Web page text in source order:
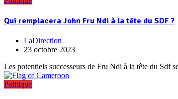
Qui remplacera John Fru Ndi à la tête du SDF ?
LaDirection
23 octobre 2023
Les potentiels successeurs de Fru Ndi à la tête du Sdf
Politique